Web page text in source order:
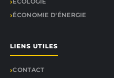
ÉCONOMIE D'ÉNERGIE
LIENS UTILES
CONTACT